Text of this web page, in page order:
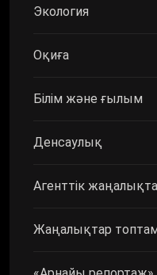
Экология
Оқиға
Білім және ғылым
Денсаулық
Агенттік
Жаңалықтар